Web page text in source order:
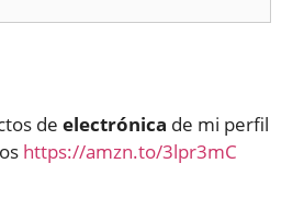
de electrónica de mi perfil
https://amzn.to/3lpr3mC